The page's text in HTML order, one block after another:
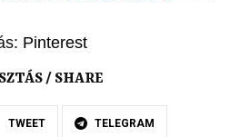
Pinterest
/ SHARE
TWEET TELEGRAM